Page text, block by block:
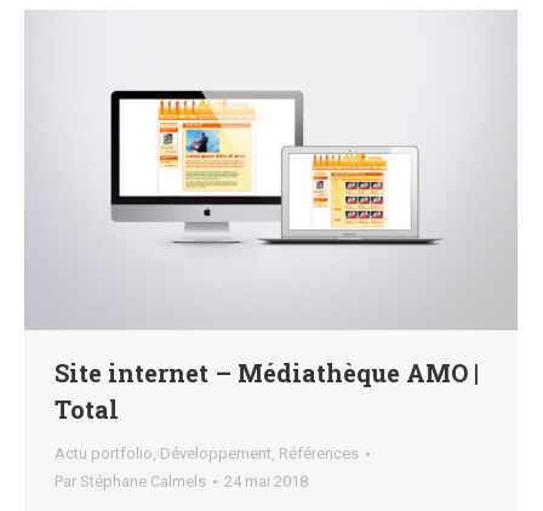
Site internet – Médiathèque AMO |
Total
Actu portfolio, Développement, Références
Par Stéphane Calmels 24 mai 2018